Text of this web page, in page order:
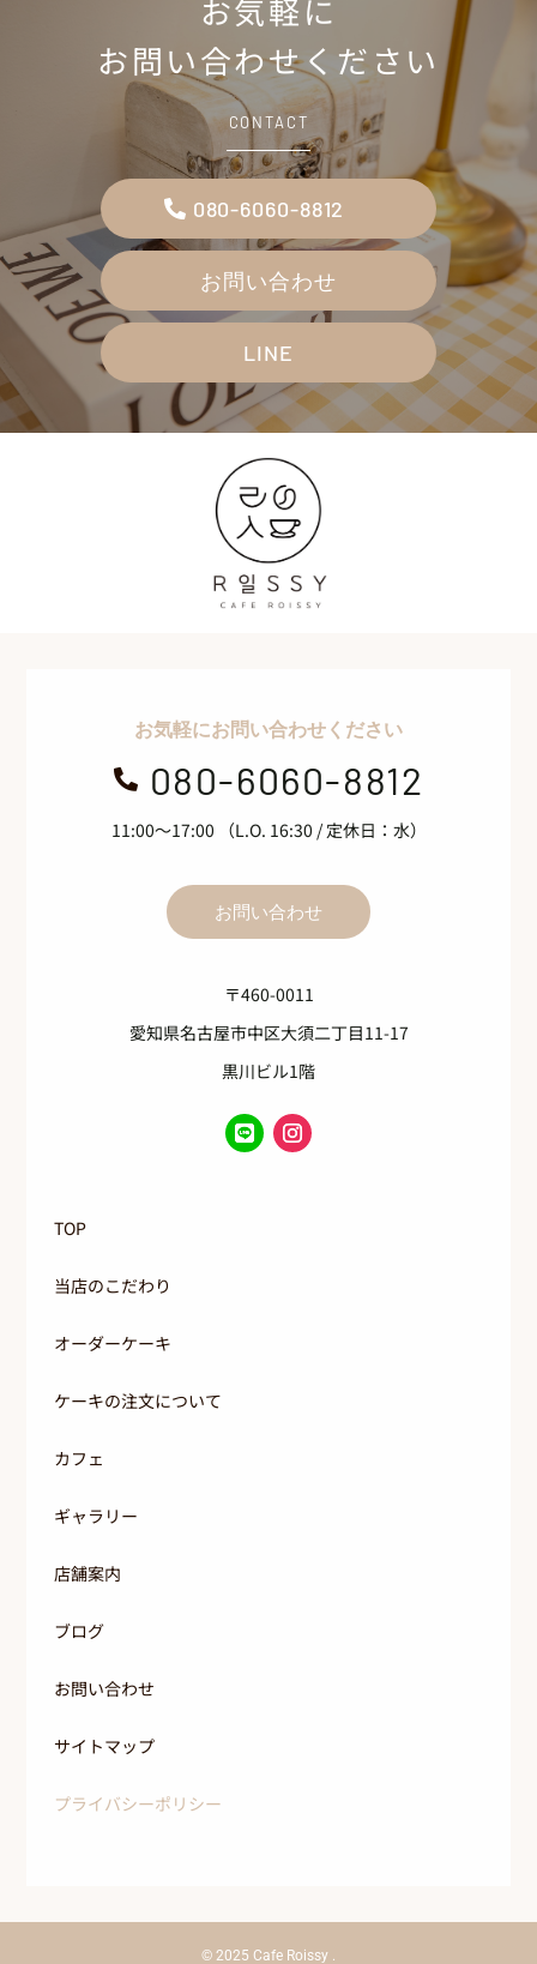
お気軽に
お問い合わせください
CONTACT
080-6060-8812
お問い合わせ
LINE
お気軽にお問い合わせください
 080-6060-8812
11:00～17:00 （L.O. 16:30 / 定休日：水）
お問い合わせ
〒460-0011
愛知県名古屋市中区大須二丁目11-17
黒川ビル1階
TOP
当店のこだわり
オーダーケーキ
ケーキの注文について
カフェ
ギャラリー
店舗案内
ブログ
お問い合わせ
サイトマップ
プライバシーポリシー
© 2025 Cafe Roissy